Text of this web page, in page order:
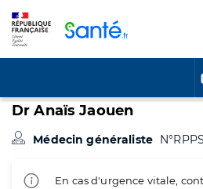
Dr Anaïs Jaouen
Médecin généraliste
En cas d'urgence vitale,